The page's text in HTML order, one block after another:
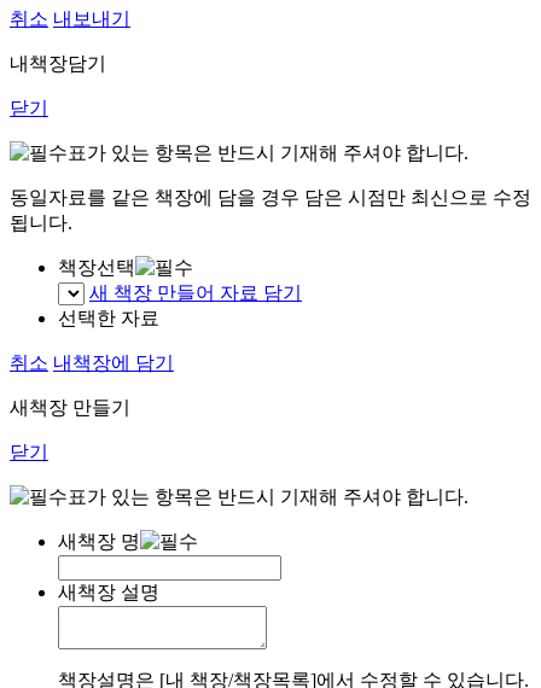
취소 내보내기
내책장담기
닫기
표가 있는 항목은 반드시 기재해 주셔야 합니다.
동일자료를 같은 책장에 담을 경우 담은 시점만 최신으로 수정
됩니다.
책장선택
새 책장 만들어 자료 담기
선택한 자료
취소 내책장에 담기
새책장 만들기
닫기
표가 있는 항목은 반드시 기재해 주셔야 합니다.
새책장 명
새책장 설명
책장설명은 [내 책장/책장목록]에서 수정할 수 있습니다.